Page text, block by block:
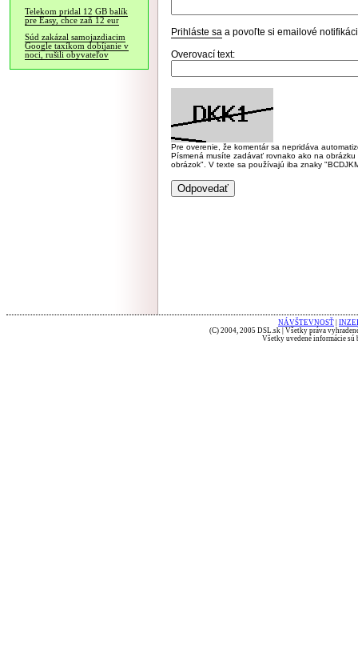
Telekom pridal 12 GB balík
pre Easy, chce zaň 12 eur
Súd zakázal samojazdiacim
Google taxíkom dobíjanie v
noci, rušili obyvateľov
Prihláste sa a povoľte si emailové
Overovací text:
Pre overenie, že komentár sa nepridáva
Písmená musíte zadávať rovnako ako na
obrázok". V texte sa používajú iba znaky
NÁVŠTEVNOSŤ
(C) 2004, 2005 DSL.sk | Všetky práva
Všetky uvedené informácie sú